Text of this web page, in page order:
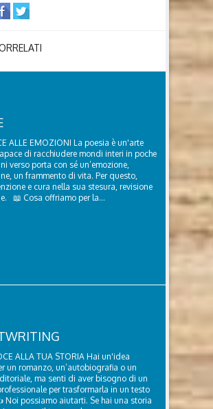
ALLE EMOZIONI La poesia è un'arte
di racchiudere mondi interi in poche
verso porta con sé un’emozione,
un frammento di vita. Per questo,
e cura nella sua stesura, revisione
📖 Cosa offriamo per la...
ALLA TUA STORIA Hai un'idea
un romanzo, un’autobiografia o un
ma senti di aver bisogno di un
per trasformarla in un testo
possiamo aiutarti. Se hai una storia